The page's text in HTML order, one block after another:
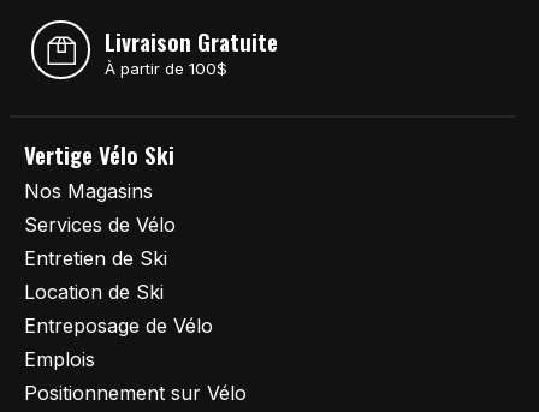
Livraison Gratuite
À partir de 100$
Vertige Vélo Ski
Nos Magasins
Services de Vélo
Entretien de Ski
Location de Ski
Entreposage de Vélo
Emplois
Positionnement sur Vélo